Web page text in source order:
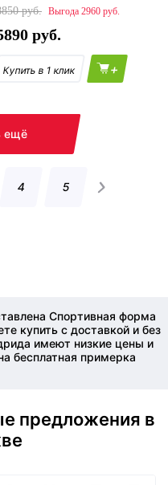
2960
+
ещё
4 5
Спортивная форма
купить с доставкой и без
имеют низкие цены и
бесплатная примерка
предложения в